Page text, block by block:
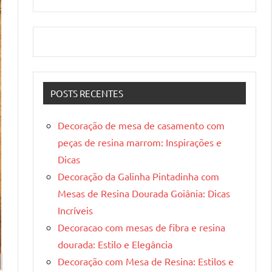
POSTS RECENTES
Decoração de mesa de casamento com
peças de resina marrom: Inspirações e
Dicas
Decoração da Galinha Pintadinha com
Mesas de Resina Dourada Goiânia: Dicas
Incríveis
Decoracao com mesas de fibra e resina
dourada: Estilo e Elegância
Decoração com Mesa de Resina: Estilos e